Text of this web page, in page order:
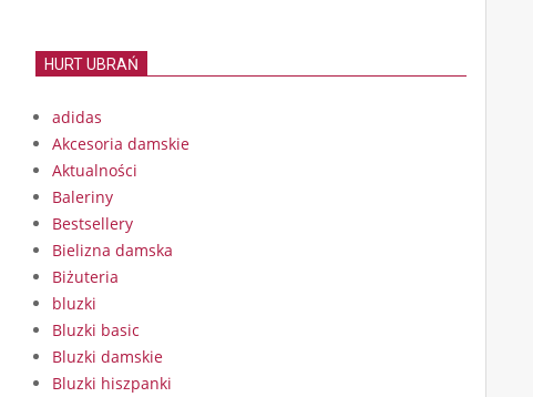
HURT UBRAŃ
adidas
Akcesoria damskie
Aktualności
Baleriny
Bestsellery
Bielizna damska
Biżuteria
bluzki
Bluzki basic
Bluzki damskie
Bluzki hiszpanki